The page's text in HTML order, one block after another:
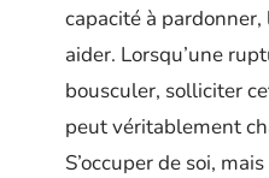
capacité à pardonner,
aider. Lorsqu’une
bousculer, solliciter
peut véritablement
S’occuper de soi,